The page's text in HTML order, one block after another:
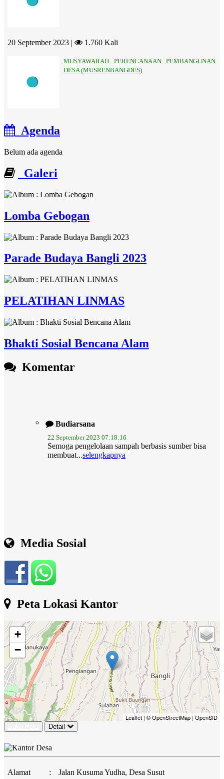
20 September 2023 | 1.760 Kali
MUSYAWARAH PERENCANAAN PEMBANGUNAN
DESA (MUSRENBANGDES)
Agenda
Belum ada agenda
Galeri
Lomba Gebogan
Parade Budaya Bangli 2023
PELATIHAN LINMAS
Bhakti Sosial Bencana Alam
Komentar
22 September 2023 07:18:16
membuat...selengkapnya
Media Sosial
Peta Lokasi Kantor
+
−
Leaflet |© OpenStreetMap | OpenSID
Detail
Alamat : Jalan Kusuma Yudha, Desa Susut